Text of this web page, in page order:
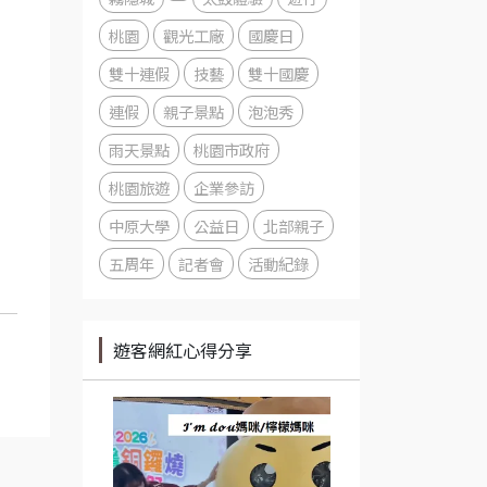
桃園
觀光工廠
國慶日
雙十連假
技藝
雙十國慶
連假
親子景點
泡泡秀
雨天景點
桃園市政府
桃園旅遊
企業參訪
中原大學
公益日
北部親子
五周年
記者會 活動紀錄
遊客網紅心得分享